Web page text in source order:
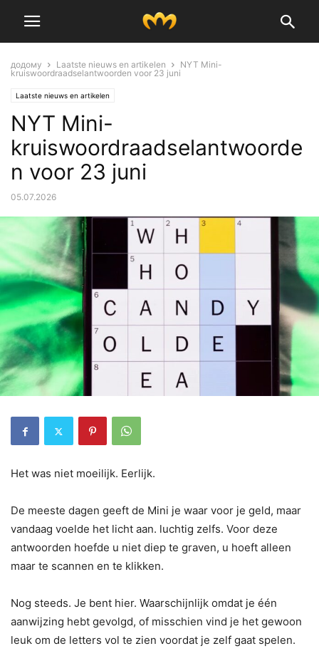
додому Laatste nieuws en artikelen
NYT Mini-
kruiswoordraadselantwoorden voor 23 juni
Laatste nieuws en artikelen
NYT Mini-
kruiswoordraadselantwoorde
n voor 23 juni
05.07.2026
Het was niet moeilijk. Eerlijk.
De meeste dagen geeft de Mini je waar voor je geld, maar
vandaag voelde het licht aan. luchtig zelfs. Voor deze
antwoorden hoefde u niet diep te graven, u hoeft alleen
maar te scannen en te klikken.
Nog steeds. Je bent hier. Waarschijnlijk omdat je één
aanwijzing hebt gevolgd, of misschien vind je het gewoon
leuk om de letters vol te zien voordat je zelf gaat spelen.